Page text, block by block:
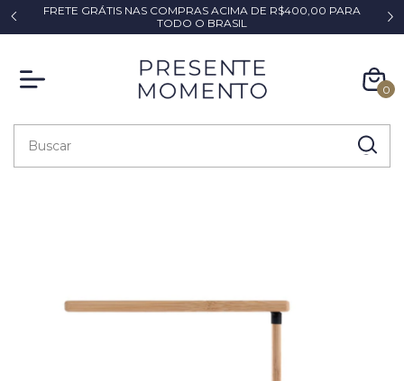
FRETE GRÁTIS NAS COMPRAS ACIMA DE R$400,00 PARA
TODO O BRASIL
0